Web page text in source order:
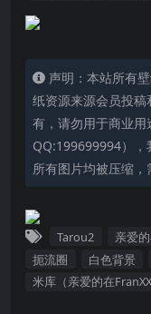
声明：本站所有
纸资源来源会员投
有，请勿用于商业
QQ:199699994），
所有图片均被压缩，
Tarou2 亲爱
扼流圈
白色背景
米库（亲爱的在FranXX